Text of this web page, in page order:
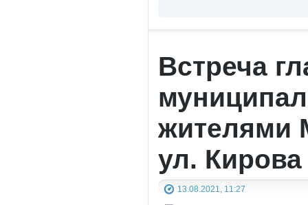
Встреча
жителями
ул. Кирова
13.08.2021, 11:27